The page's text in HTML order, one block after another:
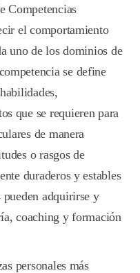
Competencias
el comportamiento
uno de los dominios de
se define
que se requieren para
de manera
o rasgos de
duraderos y estables
adquirirse y
coaching y formación
personales más